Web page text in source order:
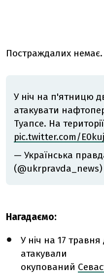
Постраждалих немає.
У ніч на п'ятницю
атакувати
Туапсе. На
pic.twitter.com/
— Українська
(@ukrpravda_news)
Нагадаємо:
У ніч на 17
атакували
окупований